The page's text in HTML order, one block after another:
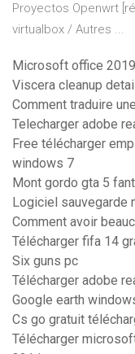
Proyectos Openwrt
virtualbox / Autres ...
Microsoft office
Viscera cleanup
Comment traduire
Telecharger adobe
Free télécharger
windows 7
Mont gordo gta 5
Logiciel sauvegarde
Comment avoir
Télécharger fifa 14
Six guns pc
Télécharger adobe
Google earth
Cs go gratuit
Télécharger